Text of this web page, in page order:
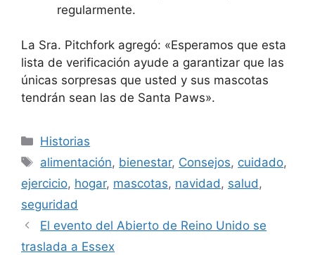
regularmente.
La Sra. Pitchfork agregó: «Esperamos que esta
lista de verificación ayude a garantizar que las
únicas sorpresas que usted y sus mascotas
tendrán sean las de Santa Paws».
Categorías
Historias
Etiquetas
alimentación, bienestar, Consejos, cuidado,
ejercicio, hogar, mascotas, navidad, salud,
seguridad
El evento del Abierto de Reino Unido se
traslada a Essex